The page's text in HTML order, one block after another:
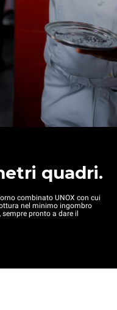
quadri.
combinato UNOX con cui
nel minimo ingombro
pronto a dare il